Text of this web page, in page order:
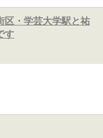
区・学芸大学駅と祐
す